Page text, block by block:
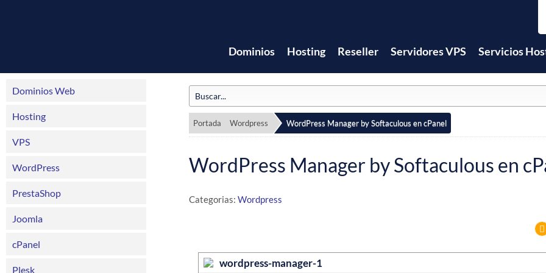
Dominios Hosting Reseller Servidores VPS Servicios
Dominios Web
Hosting
VPS
WordPress
PrestaShop
Joomla
cPanel
Plesk
Portada Wordpress WordPress Manager by Softaculous en cPanel
WordPress Manager by Softaculous en
Categorias: Wordpress